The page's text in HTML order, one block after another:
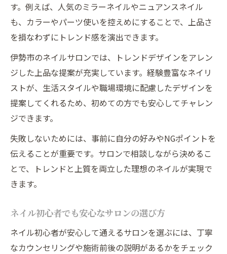
す。例えば、人気のミラーネイルやニュアンスネイル
も、カラーやパーツ使いを控えめにすることで、上品さ
を損なわずにトレンド感を演出できます。
伊勢市のネイルサロンでは、トレンドデザインをアレン
ジした上品な提案が充実しています。経験豊富なネイリ
ストが、生活スタイルや職場環境に配慮したデザインを
提案してくれるため、初めての方でも安心してチャレン
ジできます。
失敗しないためには、事前に自分の好みやNGポイントを
伝えることが重要です。サロンで相談しながら決めるこ
とで、トレンドと上質を両立した理想のネイルが実現で
きます。
ネイル初心者でも安心なサロンの選び方
ネイル初心者が安心して通えるサロンを選ぶには、丁寧
なカウンセリングや施術前後の説明があるかをチェック